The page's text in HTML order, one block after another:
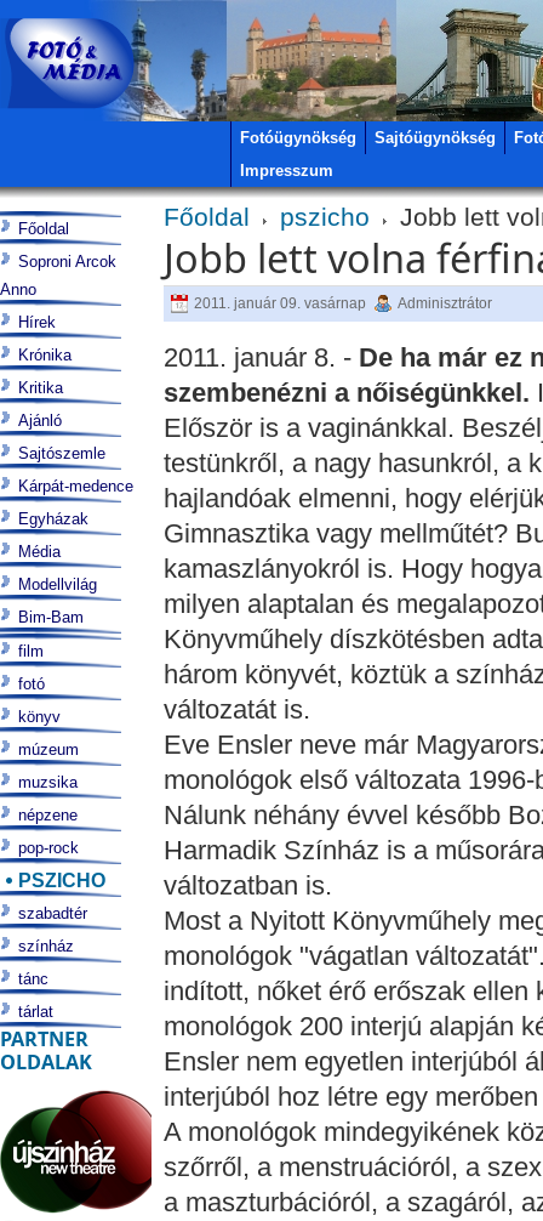
Fotóügynökség Sajtóügynökség
Impresszum
Főoldal pszicho Jobb lett
Jobb lett volna
2011. január 09. vasárnap Adminisztrátor
2011. január 8. - De ha már ez
szembenézni a nőiségünkkel.
Először is a vaginánkkal.
testünkről, a nagy hasunkról, a
hajlandóak elmenni, hogy
Gimnasztika vagy mellműtét?
kamaszlányokról is. Hogy
milyen alaptalan és
Könyvműhely díszkötésben
három könyvét, köztük a
változatát is.
Eve Ensler neve már
monológok első változata
Nálunk néhány évvel később
Harmadik Színház is a
változatban is.
Most a Nyitott Könyvműhely
monológok "vágatlan
indított, nőket érő erőszak ellen
monológok 200 interjú alapján
Ensler nem egyetlen interjúból
interjúból hoz létre egy
A monológok mindegyikének
szőrről, a menstruációról, a
a maszturbációról, a szagáról,
Főoldal
Soproni Arcok
Anno
Hírek
Krónika
Kritika
Ajánló
Sajtószemle
Kárpát-medence
Egyházak
Média
Modellvilág
Bim-Bam
film
fotó
könyv
múzeum
muzsika
népzene
pop-rock
PSZICHO
szabadtér
színház
tánc
tárlat
PARTNER
OLDALAK